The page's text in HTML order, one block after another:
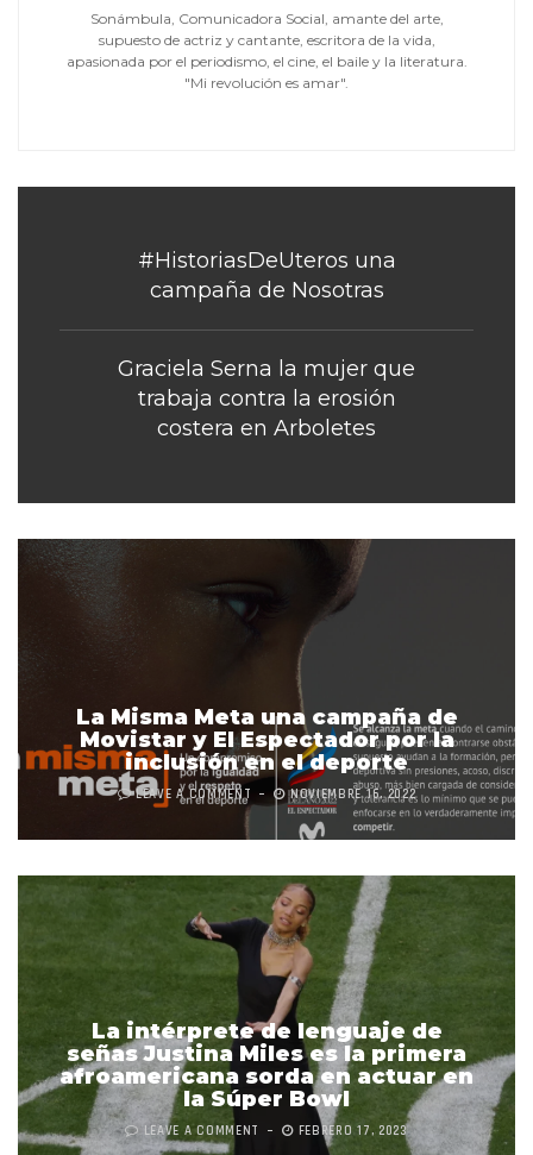
Sonámbula, Comunicadora Social, amante del arte,
supuesto de actriz y cantante, escritora de la vida,
apasionada por el periodismo, el cine, el baile y la literatura.
"Mi revolución es amar".
#HistoriasDeUteros una
campaña de Nosotras
Graciela Serna la mujer que
trabaja contra la erosión
costera en Arboletes
La Misma Meta una campaña de
Movistar y El Espectador por la
inclusión en el deporte
LEAVE A COMMENT NOVIEMBRE 16, 2022
La intérprete de lenguaje de
señas Justina Miles es la primera
afroamericana sorda en actuar en
la Súper Bowl
LEAVE A COMMENT FEBRERO 17, 2023